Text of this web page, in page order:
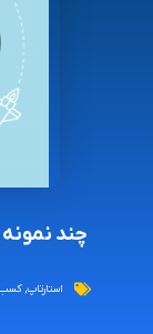
چند
استارتاپ,کسب